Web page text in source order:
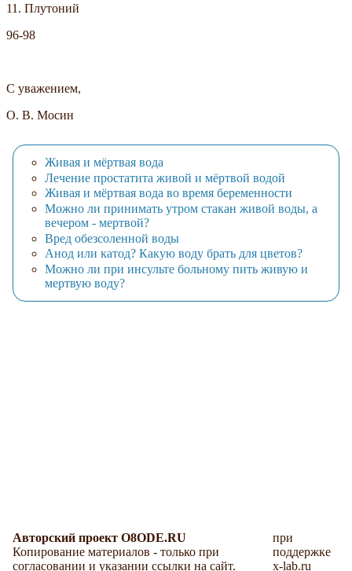
11. Плутоний
96-98
С уважением,
О. В. Мосин
Живая и мёртвая вода
Лечение простатита живой и мёртвой водой
Живая и мёртвая вода во время беременности
Можно ли принимать утром стакан живой воды, а
вечером - мертвой?
Вред обезсоленной воды
Анод или катод? Какую воду брать для цветов?
Можно ли при инсульте больному пить живую и
мертвую воду?
Авторский проект O8ODE.RU
Копирование материалов - только при
согласовании и указании ссылки на сайт.
при
поддержке
x-lab.ru